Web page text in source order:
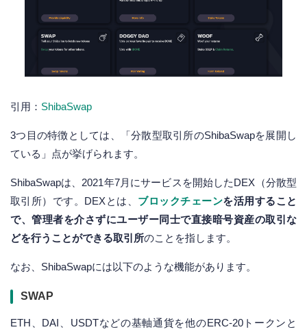
引用： ShibaSwap
3つ目の特徴としては、「分散型取引所のShibaSwapを展開し
ている」点が挙げられます。
ShibaSwapは、2021年7月にサービスを開始したDEX（分散型
取引所）です。DEXとは、 ブロックチェーンを活用すること
で、管理者を介さずにユーザー同士で直接暗号資産の取引な
どを行うことができる取引所のことを指します。
なお、ShibaSwapには以下のような機能があります。
SWAP
ETH、DAI、USDTなどの基軸通貨を他のERC-20トークンと